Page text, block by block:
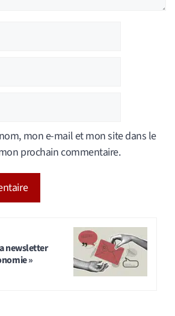
mon e-mail et mon site dans le
prochain commentaire.
newsletter
»